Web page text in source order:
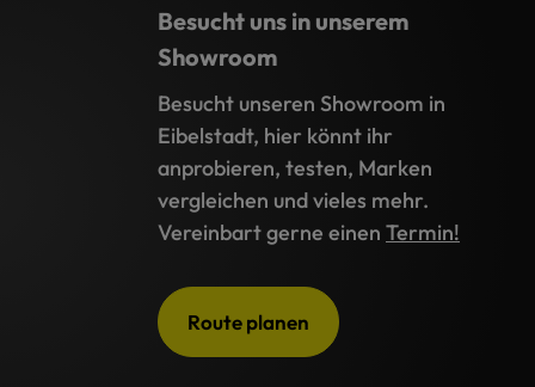
Besucht uns in unserem
Showroom
Besucht unseren Showroom in
Eibelstadt, hier könnt ihr
anprobieren, testen, Marken
vergleichen und vieles mehr.
Vereinbart gerne einen Termin!
Route planen